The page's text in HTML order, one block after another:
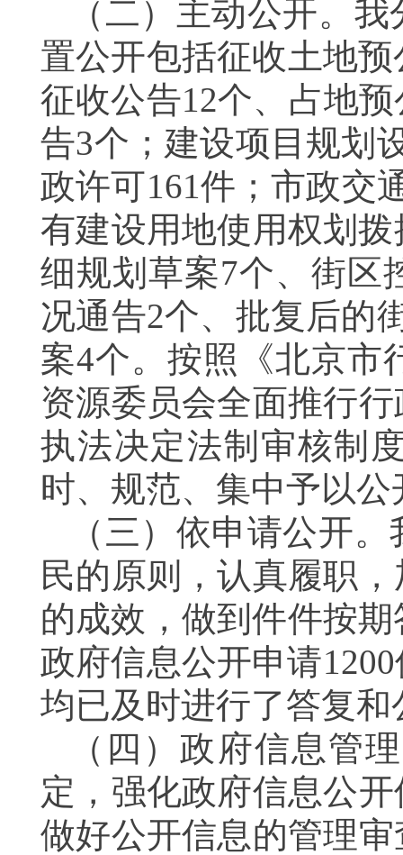
（二）主动公开。
置公开包括征收土地
征收公告12个、占地
告3个；建设项目规划
政许可161件；市政交
有建设用地使用权划
细规划草案7个、街区
况通告2个、批复后的
案4个。按照《北京市
资源委员会全面推行
执法决定法制审核制
时、规范、集中予以
（三）依申请公开
民的原则，认真履职
的成效，做到件件按
政府信息公开申请
均已及时进行了答复和
（四）政府信息管
定，强化政府信息公
做好公开信息的管理